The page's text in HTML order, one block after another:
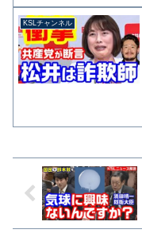
KSLチャンネル